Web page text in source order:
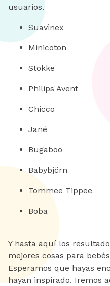
usuarios.
Suavinex
Minicoton
Stokke
Philips Avent
Chicco
Jané
Bugaboo
Babybjörn
Tommee Tippee
Boba
Y hasta aquí los
mejores cosas para
Esperamos que hayas
hayan inspirado. Iremos